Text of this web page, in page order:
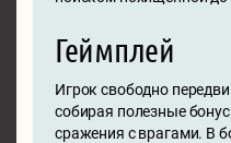
Геймплей
Игрок свободно
собирая полезные
сражения с врагами. В